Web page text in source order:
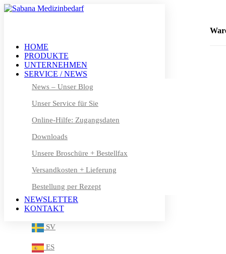
+49 (0) 611 – 50 46 40 8-0
MEIN KONTO
DE
DE
EN
FR
NL
FI
IT
SV
ES
HOME
PRODUKTE
UNTERNEHMEN
SERVICE / NEWS
News – Unser Blog
Unser Service für Sie
Online-Hilfe: Zugangsdaten
Downloads
Unsere Broschüre + Bestellfax
Versandkosten + Lieferung
Bestellung per Rezept
NEWSLETTER
KONTAKT